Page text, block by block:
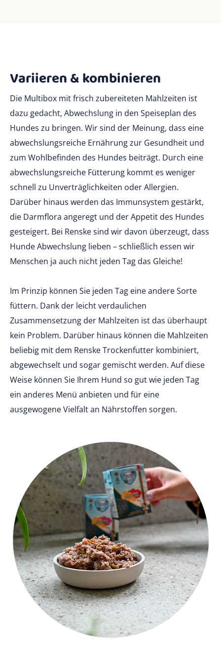
Variieren & kombinieren
Die Multibox mit frisch zubereiteten Mahlzeiten ist
dazu gedacht, Abwechslung in den Speiseplan des
Hundes zu bringen. Wir sind der Meinung, dass eine
abwechslungsreiche Ernährung zur Gesundheit und
zum Wohlbefinden des Hundes beiträgt. Durch eine
abwechslungsreiche Fütterung kommt es weniger
schnell zu Unverträglichkeiten oder Allergien.
Darüber hinaus werden das Immunsystem gestärkt,
die Darmflora angeregt und der Appetit des Hundes
gesteigert. Bei Renske sind wir davon überzeugt, dass
Hunde Abwechslung lieben – schließlich essen wir
Menschen ja auch nicht jeden Tag das Gleiche!
Im Prinzip können Sie jeden Tag eine andere Sorte
füttern. Dank der leicht verdaulichen
Zusammensetzung der Mahlzeiten ist das überhaupt
kein Problem. Darüber hinaus können die Mahlzeiten
beliebig mit dem Renske Trockenfutter kombiniert,
abgewechselt und sogar gemischt werden. Auf diese
Weise können Sie Ihrem Hund so gut wie jeden Tag
ein anderes Menü anbieten und für eine
ausgewogene Vielfalt an Nährstoffen sorgen.